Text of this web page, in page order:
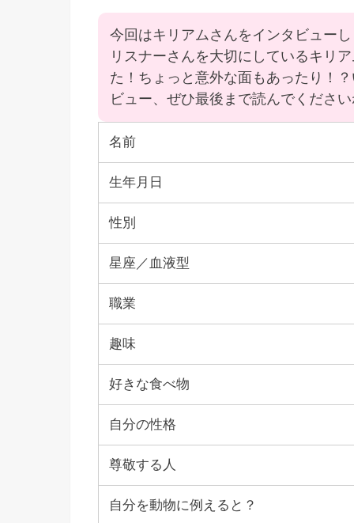
今回はキリアムさんをインタビュー
リスナーさんを大切にしているキリ
た！ちょっと意外な面もあったり！
ビュー、ぜひ最後まで読んでくださ
名前
生年月日
性別
星座／血液型
職業
趣味
好きな食べ物
自分の性格
尊敬する人
自分を動物に例えると？